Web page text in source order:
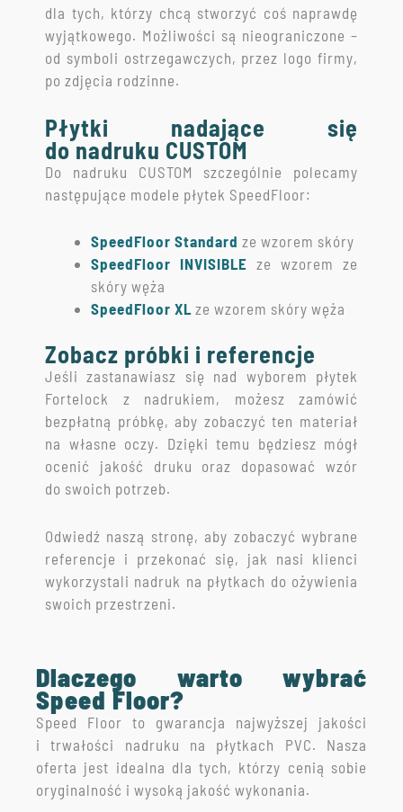
dla tych, którzy chcą stworzyć coś naprawdę
wyjątkowego. Możliwości są nieograniczone –
od symboli ostrzegawczych, przez logo firmy,
po zdjęcia rodzinne.
Płytki nadające się
do nadruku CUSTOM
Do nadruku CUSTOM szczególnie polecamy
następujące modele płytek SpeedFloor:
SpeedFloor Standard ze wzorem skóry
SpeedFloor INVISIBLE ze wzorem ze
skóry węża
SpeedFloor XL ze wzorem skóry węża
Zobacz próbki i referencje
Jeśli zastanawiasz się nad wyborem płytek
Fortelock z nadrukiem, możesz zamówić
bezpłatną próbkę, aby zobaczyć ten materiał
na własne oczy. Dzięki temu będziesz mógł
ocenić jakość druku oraz dopasować wzór
do swoich potrzeb.
Odwiedź naszą stronę, aby zobaczyć wybrane
referencje i przekonać się, jak nasi klienci
wykorzystali nadruk na płytkach do ożywienia
swoich przestrzeni.
Dlaczego warto wybrać
Speed Floor?
Speed Floor to gwarancja najwyższej jakości
i trwałości nadruku na płytkach PVC. Nasza
oferta jest idealna dla tych, którzy cenią sobie
oryginalność i wysoką jakość wykonania.